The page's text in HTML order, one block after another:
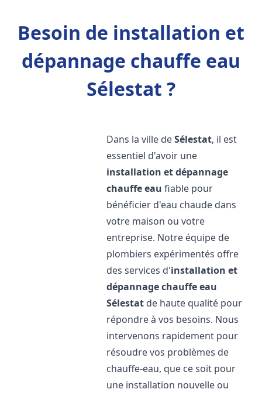
Besoin de installation et
dépannage chauffe eau
Sélestat ?
Dans la ville deSélestat, il est
essentiel d'avoir une
installation et dépannage
chauffe eau fiable pour
bénéficier d'eau chaude dans
votre maison ou votre
entreprise. Notre équipe de
plombiers expérimentés offre
des services d'installation et
dépannage chauffe eau
Sélestat de haute qualité pour
répondre à vos besoins. Nous
intervenons rapidement pour
résoudre vos problèmes de
chauffe-eau, que ce soit pour
une installation nouvelle ou